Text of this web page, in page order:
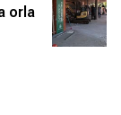
orla